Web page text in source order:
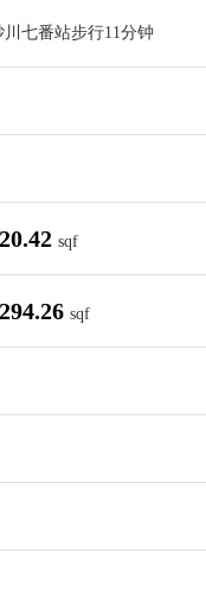
七番站步行11分钟
sqf
sqf